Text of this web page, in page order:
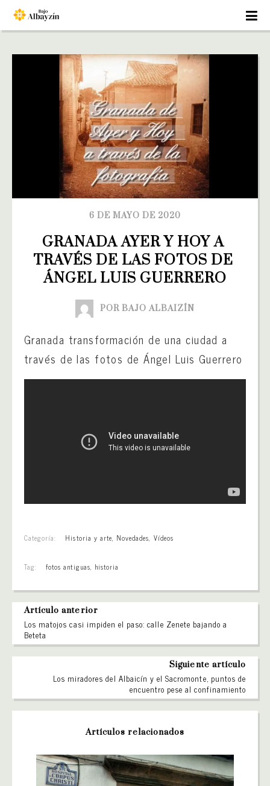
6 DE MAYO DE 2020
GRANADA AYER Y HOY A
TRAVÉS DE LAS FOTOS DE
ÁNGEL LUIS GUERRERO
POR BAJO ALBAIZÍN
Granada transformación de una ciudad a
través de las fotos de Ángel Luis Guerrero
Categoría: Historia y arte, Novedades, Vídeos
Tag: fotos antiguas, historia
Artículo anterior
Los matojos casi impiden el paso: calle Zenete bajando a
Beteta
Siguiente artículo
Los miradores del Albaicín y el Sacromonte, puntos de
encuentro pese al confinamiento
Artículos relacionados